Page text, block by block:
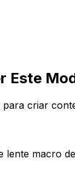
Este
criar
lente macro